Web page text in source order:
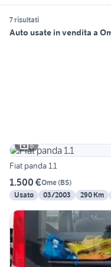
7 risultati
Auto usate in vendita a
6
Fiat panda 1.1
1.500 €Ome(BS)
Usato
03/2003 290 Km